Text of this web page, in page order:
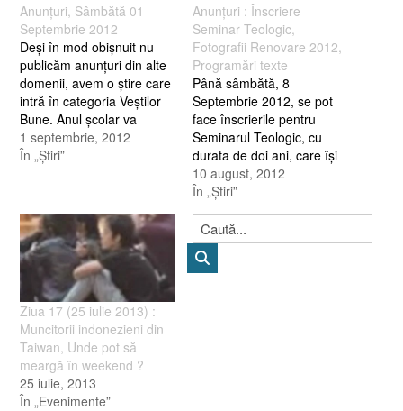
Anunţuri, Sâmbătă 01
Septembrie 2012
Deşi în mod obişnuit nu
publicăm anunţuri din alte
domenii, avem o ştire care
intră în categoria Veştilor
Bune. Anul şcolar va
începe în data de 17
Septembrie 2012, cu o
Programarea serviciilor pe
luna Septembrie 2012.
Poate fi…
1 septembrie, 2012
În „Ştiri”
Anunţuri : Înscriere
Seminar Teologic,
Fotografii Renovare 2012,
Programări texte
Până sâmbătă, 8
Septembrie 2012, se pot
face înscrierile pentru
Seminarul Teologic, cu
durata de doi ani, care îşi
desfăşoară cursurile în
cadrul Bisericii Izvorul
la 0722 712 418, pastor
Ciprian Bîrsan. Pentru a
vizualiza câteva fotografii,
10 august, 2012
În „Ştiri”
Ziua 17 (25 iulie 2013) :
Muncitorii indonezieni din
Taiwan, Unde pot să
meargă în weekend ?
25 iulie, 2013
În „Evenimente”